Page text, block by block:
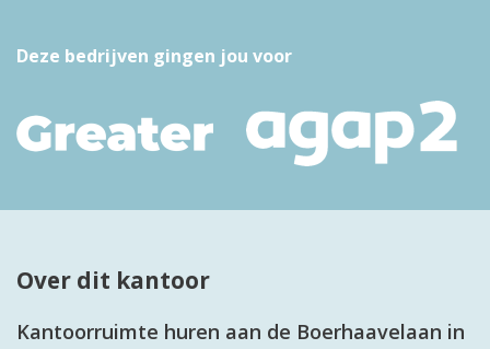
Deze bedrijven gingen jou voor
Over dit kantoor
Kantoorruimte huren aan de Boerhaavelaan in